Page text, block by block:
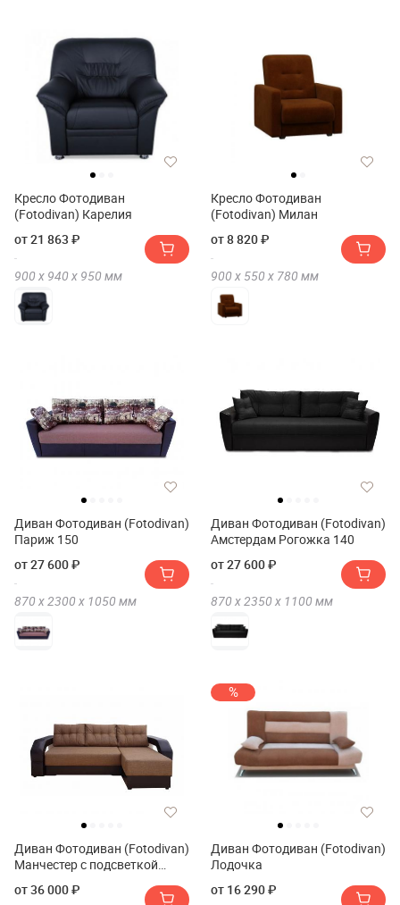
Кресло Фотодиван
(Fotodivan) Карелия
от 21 863 ₽
900 х 940 х 950 мм
Кресло Фотодиван
(Fotodivan) Милан
от 8 820 ₽
900 х 550 х 780 мм
Диван Фотодиван (Fotodivan)
Париж 150
от 27 600 ₽
870 х2300 х 1050 мм
Диван Фотодиван (Fotodivan)
Амстердам Рогожка 140
от 27 600 ₽
870 х2350 х 1100 мм
Диван Фотодиван (Fotodivan)
Манчестер с подсветкой
от 36 000 ₽
%
Диван Фотодиван (Fotodivan)
Лодочка
от 16 290 ₽